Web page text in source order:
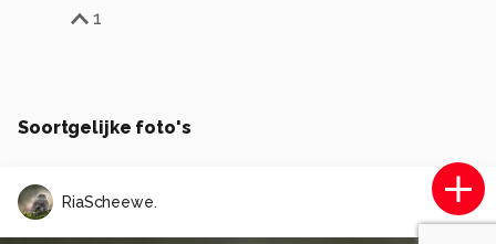
1
Soortgelijke foto's
RiaScheewe.